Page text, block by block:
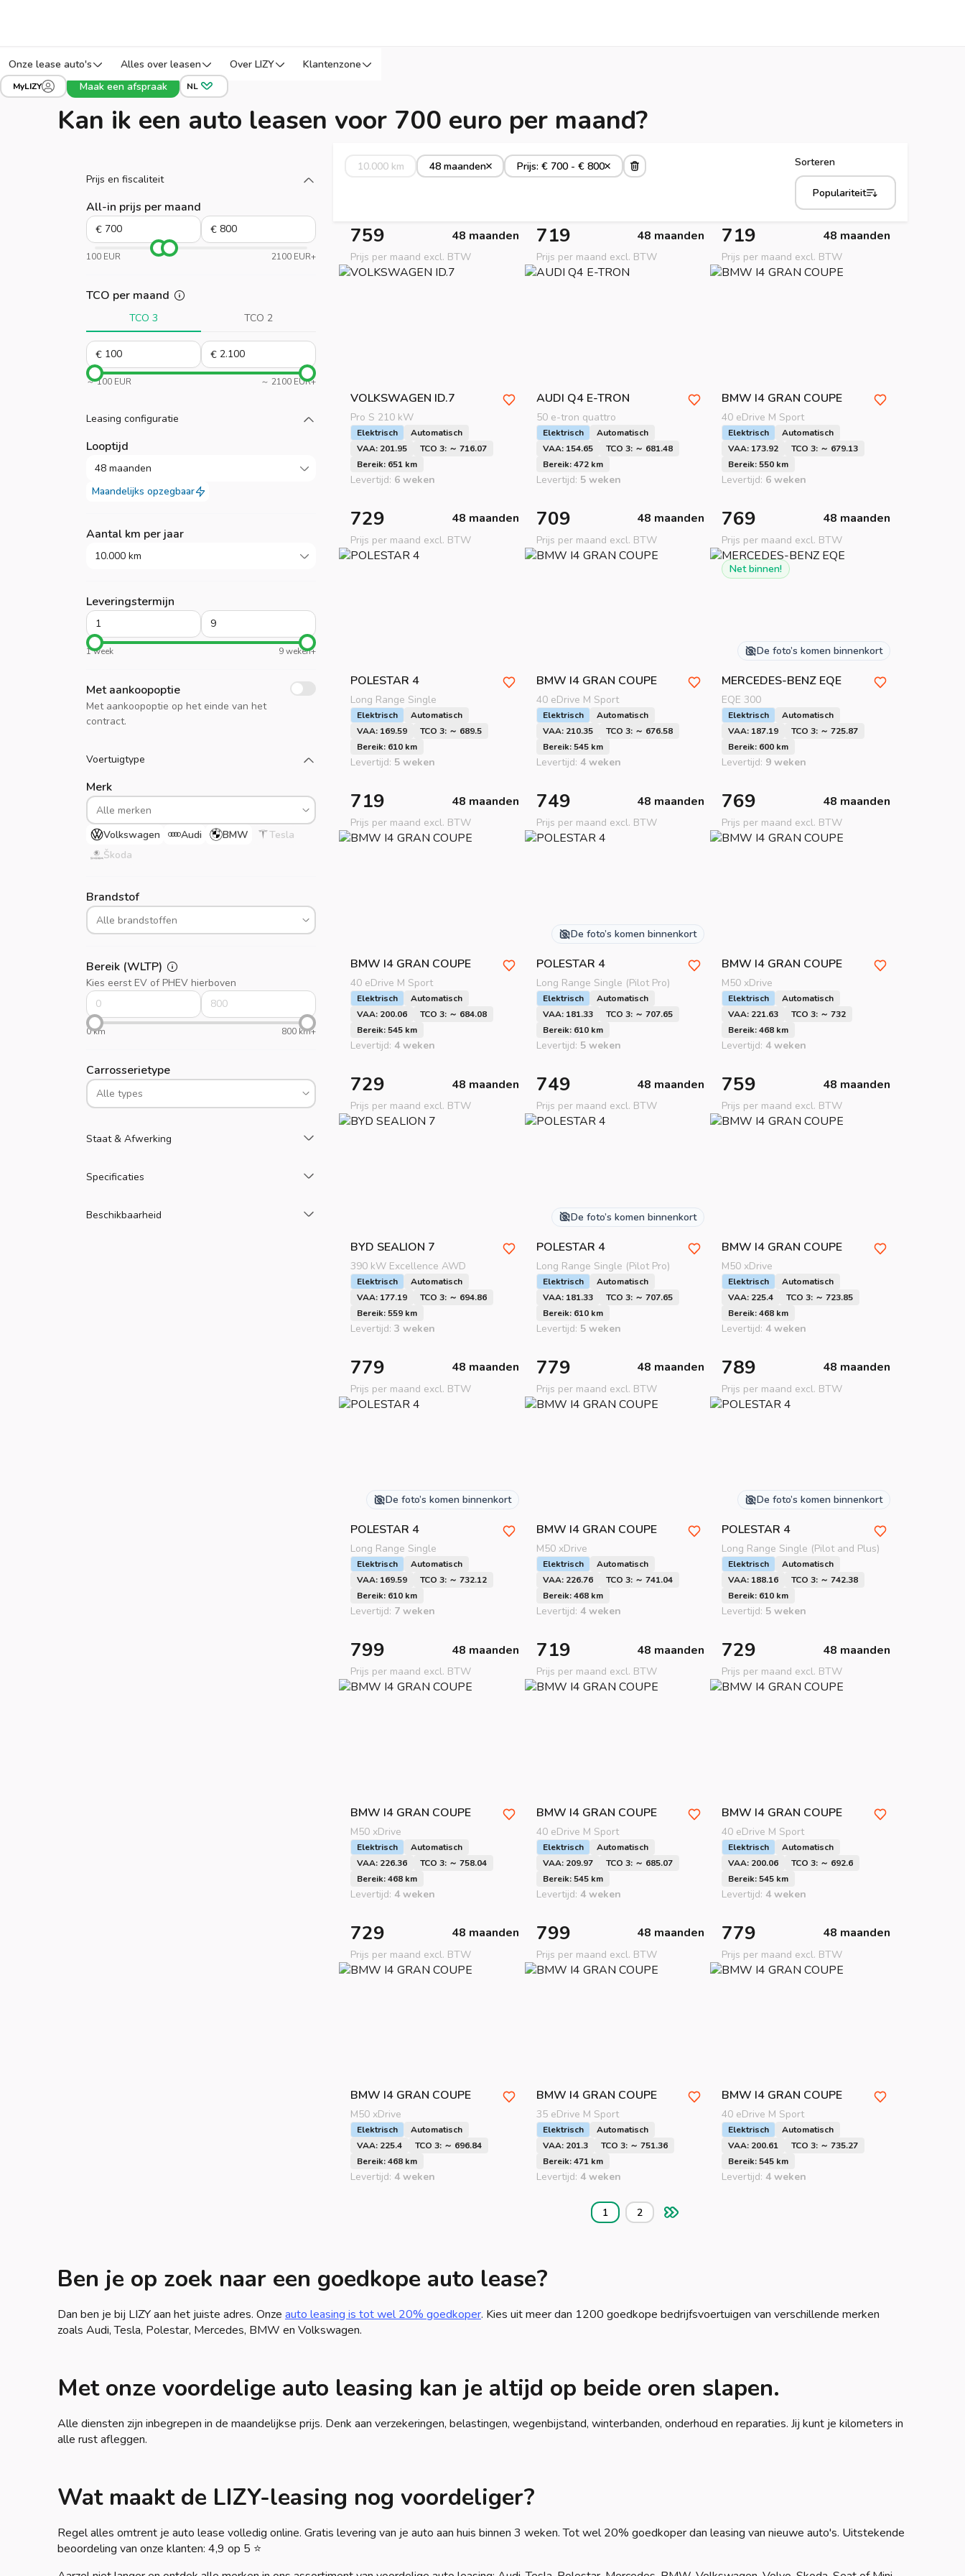
Onze lease auto's Alles over leasen Over LIZY Klantenzone
MyLIZY Maak een afspraak NL
Kan ik een auto leasen voor 700 euro per maand?
Prijs en fiscaliteit
All-in prijs per maand
€ €
100 EUR 2100 EUR+
TCO per maand
TCO 3 TCO 2
€ €
～ 100 EUR ～ 2100 EUR+
Leasing configuratie
Looptijd
48 maanden
Maandelijks opzegbaar
Aantal km per jaar
10.000 km
Leveringstermijn
1 week 9 weken+
Met aankoopoptie
Met aankoopoptie op het einde van het
contract.
Voertuigtype
Merk
Volkswagen Audi BMW
Tesla
Škoda
Brandstof
Bereik (WLTP)
Kies eerst EV of PHEV hierboven
0 km 800 km+
Carrosserietype
Staat & Afwerking
Specificaties
Beschikbaarheid
10.000 km 48 maanden Prijs: € 700 - € 800 Sorteren
Populariteit
759 48 maanden
Prijs per maand excl. BTW
VOLKSWAGEN ID.7
Pro S 210 kW
Elektrisch
Automatisch
VAA: 201.95
TCO 3: ～ 716.07
Bereik: 651 km
Levertijd: 6 weken
719 48 maanden
Prijs per maand excl. BTW
AUDI Q4 E-TRON
50 e-tron quattro
Elektrisch
Automatisch
VAA: 154.65
TCO 3: ～ 681.48
Bereik: 472 km
Levertijd: 5 weken
719 48 maanden
Prijs per maand excl. BTW
BMW I4 GRAN COUPE
40 eDrive M Sport
Elektrisch
Automatisch
VAA: 173.92
TCO 3: ～ 679.13
Bereik: 550 km
Levertijd: 6 weken
729 48 maanden
Prijs per maand excl. BTW
POLESTAR 4
Long Range Single
Elektrisch
Automatisch
VAA: 169.59
TCO 3: ～ 689.5
Bereik: 610 km
Levertijd: 5 weken
709 48 maanden
Prijs per maand excl. BTW
BMW I4 GRAN COUPE
40 eDrive M Sport
Elektrisch
Automatisch
VAA: 210.35
TCO 3: ～ 676.58
Bereik: 545 km
Levertijd: 4 weken
769 48 maanden
Prijs per maand excl. BTW
Net binnen!
De foto’s komen binnenkort
MERCEDES-BENZ EQE
EQE 300
Elektrisch
Automatisch
VAA: 187.19
TCO 3: ～ 725.87
Bereik: 600 km
Levertijd: 9 weken
719 48 maanden
Prijs per maand excl. BTW
BMW I4 GRAN COUPE
40 eDrive M Sport
Elektrisch
Automatisch
VAA: 200.06
TCO 3: ～ 684.08
Bereik: 545 km
Levertijd: 4 weken
749 48 maanden
Prijs per maand excl. BTW
De foto’s komen binnenkort
POLESTAR 4
Long Range Single (Pilot Pro)
Elektrisch
Automatisch
VAA: 181.33
TCO 3: ～ 707.65
Bereik: 610 km
Levertijd: 5 weken
769 48 maanden
Prijs per maand excl. BTW
BMW I4 GRAN COUPE
M50 xDrive
Elektrisch
Automatisch
VAA: 221.63
TCO 3: ～ 732
Bereik: 468 km
Levertijd:4 weken
729 48 maanden
Prijs per maand excl. BTW
BYD SEALION 7
390 kW Excellence AWD
Elektrisch
Automatisch
VAA: 177.19
TCO 3: ～ 694.86
Bereik: 559 km
Levertijd: 3 weken
749 48 maanden
Prijs per maand excl. BTW
De foto’s komen binnenkort
POLESTAR 4
Long Range Single (Pilot Pro)
Elektrisch
Automatisch
VAA: 181.33
TCO 3: ～ 707.65
Bereik: 610 km
Levertijd: 5 weken
759 48 maanden
Prijs per maand excl. BTW
BMW I4 GRAN COUPE
M50 xDrive
Elektrisch
Automatisch
VAA: 225.4
TCO 3: ～ 723.85
Bereik: 468 km
Levertijd:4 weken
779 48 maanden
Prijs per maand excl. BTW
De foto’s komen binnenkort
POLESTAR 4
Long Range Single
Elektrisch
Automatisch
VAA: 169.59
TCO 3: ～ 732.12
Bereik: 610 km
Levertijd: 7 weken
779 48 maanden
Prijs per maand excl. BTW
BMW I4 GRAN COUPE
M50 xDrive
Elektrisch
Automatisch
VAA: 226.76
TCO 3: ～ 741.04
Bereik: 468 km
Levertijd: 4 weken
789 48 maanden
Prijs per maand excl. BTW
De foto’s komen binnenkort
POLESTAR 4
Long Range Single (Pilot and Plus)
Elektrisch
Automatisch
VAA: 188.16
TCO 3: ～ 742.38
Bereik: 610 km
Levertijd: 5 weken
799 48 maanden
Prijs per maand excl. BTW
BMW I4 GRAN COUPE
M50 xDrive
Elektrisch
Automatisch
VAA: 226.36
TCO 3: ～ 758.04
Bereik: 468 km
Levertijd: 4 weken
719 48 maanden
Prijs per maand excl. BTW
BMW I4 GRAN COUPE
40 eDrive M Sport
Elektrisch
Automatisch
VAA: 209.97
TCO 3: ～ 685.07
Bereik: 545 km
Levertijd: 4 weken
729 48 maanden
Prijs per maand excl. BTW
BMW I4 GRAN COUPE
40 eDrive M Sport
Elektrisch
Automatisch
VAA: 200.06
TCO 3: ～ 692.6
Bereik: 545 km
Levertijd:4 weken
729 48 maanden
Prijs per maand excl. BTW
BMW I4 GRAN COUPE
M50 xDrive
Elektrisch
Automatisch
VAA: 225.4
TCO 3: ～ 696.84
Bereik: 468 km
Levertijd: 4 weken
799 48 maanden
Prijs per maand excl. BTW
BMW I4 GRAN COUPE
35 eDrive M Sport
Elektrisch
Automatisch
VAA: 201.3
TCO 3: ～ 751.36
Bereik: 471 km
Levertijd: 4 weken
779 48 maanden
Prijs per maand excl. BTW
BMW I4 GRAN COUPE
40 eDrive M Sport
Elektrisch
Automatisch
VAA: 200.61
TCO 3: ～ 735.27
Bereik: 545 km
Levertijd:4 weken
1 2
Ben je op zoek naar een goedkope auto lease?
Dan ben je bij LIZY aan het juiste adres. Onze auto leasing is tot wel 20% goedkoper. Kies uit meer dan 1200 goedkope bedrijfsvoertuigen van verschillende merken
zoals Audi, Tesla, Polestar, Mercedes, BMW en Volkswagen.
Met onze voordelige auto leasing kan je altijd op beide oren slapen.
Alle diensten zijn inbegrepen in de maandelijkse prijs. Denk aan verzekeringen, belastingen, wegenbijstand, winterbanden, onderhoud en reparaties. Jij kunt je kilometers in
alle rust afleggen.
Wat maakt de LIZY-leasing nog voordeliger?
Regel alles omtrent je auto lease volledig online. Gratis levering van je auto aan huis binnen 3 weken. Tot wel 20% goedkoper dan leasing van nieuwe auto's. Uitstekende
beoordeling van onze klanten: 4,9 op 5 ⭐